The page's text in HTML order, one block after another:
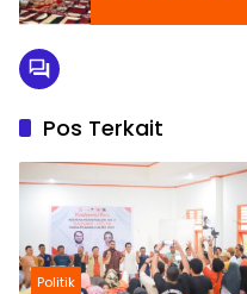
Pos Terkait
Politik